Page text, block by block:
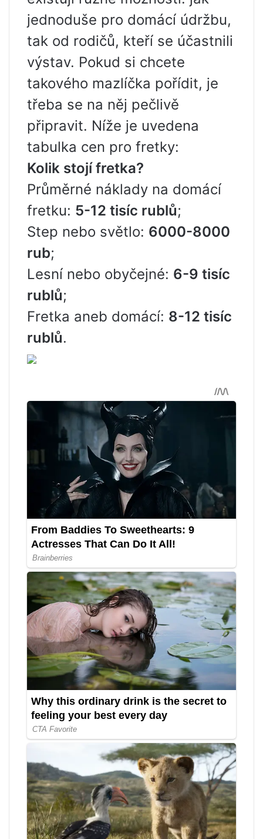
jednoduše pro domácí údržbu,
tak od rodičů, kteří se účastnili
výstav. Pokud si chcete
takového mazlíčka pořídit, je
třeba se na něj pečlivě
připravit. Níže je uvedena
tabulka cen pro fretky:
Kolik stojí fretka?
Průměrné náklady na domácí
fretku: 5-12 tisíc rublů;
Step nebo světlo: 6000-8000
rub;
Lesní nebo obyčejné: 6-9 tisíc
rublů;
Fretka aneb domácí: 8-12 tisíc
rublů.